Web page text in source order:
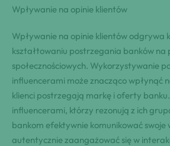
Wpływanie na opinie klientów
Wpływanie na opinie klientów odgrywa
kształtowaniu postrzegania banków
społecznościowych. Wykorzystywanie
influencerami może znacząco wpłynąć
klienci postrzegają markę i oferty
influencerami, którzy rezonują z ich
bankom efektywnie komunikować swoje
autentycznie zaangażować się w